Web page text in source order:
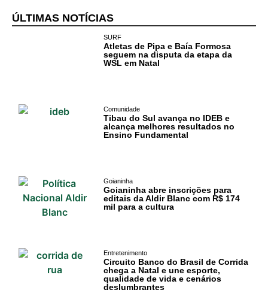
ÚLTIMAS NOTÍCIAS
SURF
Atletas de Pipa e Baía Formosa
seguem na disputa da etapa da
WSL em Natal
Comunidade
Tibau do Sul avança no IDEB e
alcança melhores resultados no
Ensino Fundamental
Goianinha
Goianinha abre inscrições para
editais da Aldir Blanc com R$ 174
mil para a cultura
Entretenimento
Circuito Banco do Brasil de Corrida
chega a Natal e une esporte,
qualidade de vida e cenários
deslumbrantes